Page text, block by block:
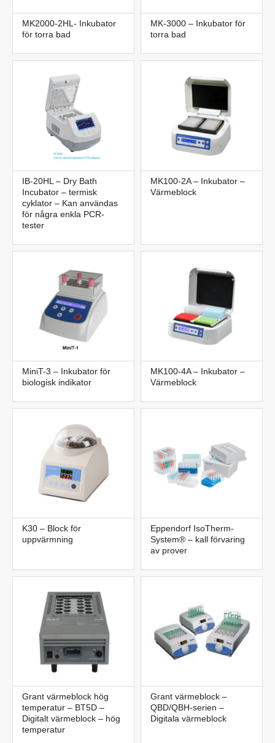
MK2000-2HL- Inkubator
för torra bad
MK-3000 – Inkubator för
torra bad
IB-20HL – Dry Bath
Incubator – termisk
cyklator – Kan användas
för några enkla PCR-
tester
MK100-2A – Inkubator –
Värmeblock
MiniT-3 – Inkubator för
biologisk indikator
MK100-4A – Inkubator –
Värmeblock
K30 – Block för
uppvärmning
Eppendorf IsoTherm-
System® – kall förvaring
av prover
Grant värmeblock hög
temperatur – BT5D –
Digitalt värmeblock – hög
temperatur
Grant värmeblock –
QBD/QBH-serien –
Digitala värmeblock